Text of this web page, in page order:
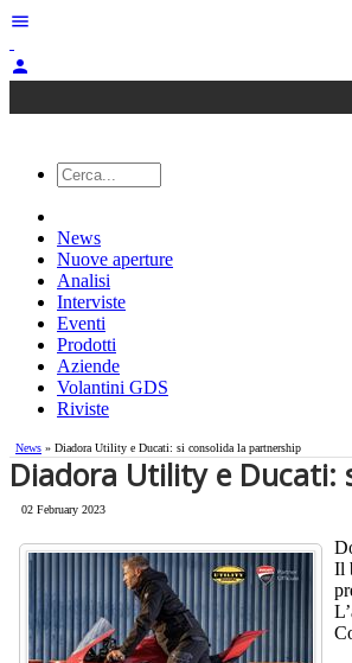
menu
person
News
Nuove aperture
Analisi
Interviste
Eventi
Prodotti
Aziende
Volantini GDS
Riviste
News » Diadora Utility e Ducati: si consolida la partnership
Diadora Utility e Ducati:
02 February 2023
Il